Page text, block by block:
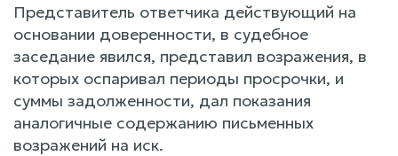
Представитель ответчика действующий на
основании доверенности, в судебное
заседание явился, представил возражения, в
которых оспаривал периоды просрочки, и
суммы задолженности, дал показания
аналогичные содержанию письменных
возражений на иск.